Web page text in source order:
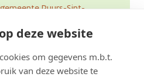
deze website
om gegevens m.b.t.
van deze website te
Puurs-Sint-
rechtstreeks contact op
via 03 203 2700 of via
.